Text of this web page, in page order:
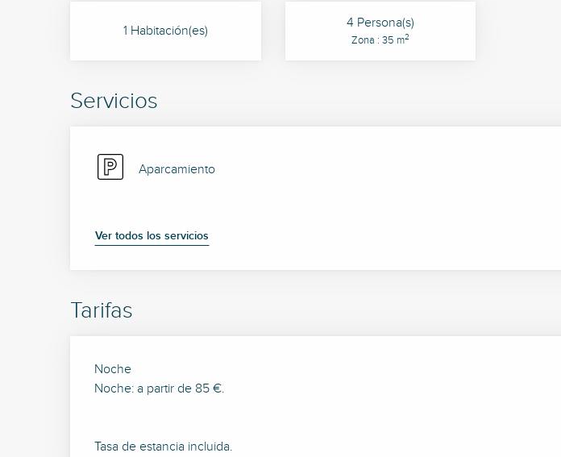
1 Habitación(es) 4 Persona(s)
Zona : 35 m2
Servicios
Aparcamiento
Ver todos los servicios
Tarifas
Tarifas 2026
Noche
Noche: a partir de 85 €.
Tasa de estancia incluida.